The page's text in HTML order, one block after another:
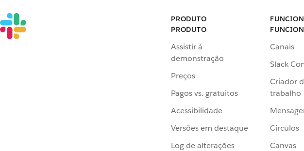
PRODUTO
PRODUTO
Assistir à
demonstração
Preços
Pagos vs. gratuitos
Acessibilidade
Versões em destaque
Log de alterações
Canais
Slack
Criador
trabalho
Círculos
Canvas